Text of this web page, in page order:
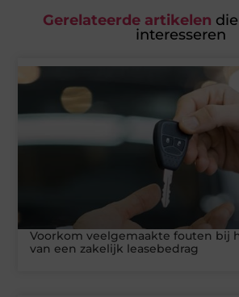
Gerelateerde artikelen
interesseren
Voorkom veelgemaakte fouten bij
van een zakelijk leasebedrag